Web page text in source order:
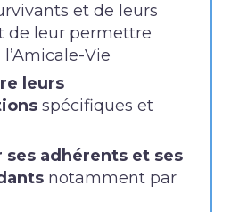
et de leurs
de leur permettre
l’Amicale-Vie
leurs
spécifiques et
ses adhérents et ses
notamment par